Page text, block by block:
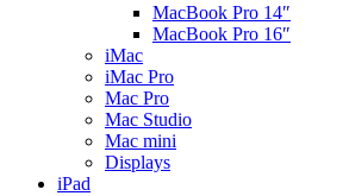
MacBook Pro 14″
MacBook Pro 16″
iMac
iMac Pro
Mac Pro
Mac Studio
Mac mini
Displays
iPad